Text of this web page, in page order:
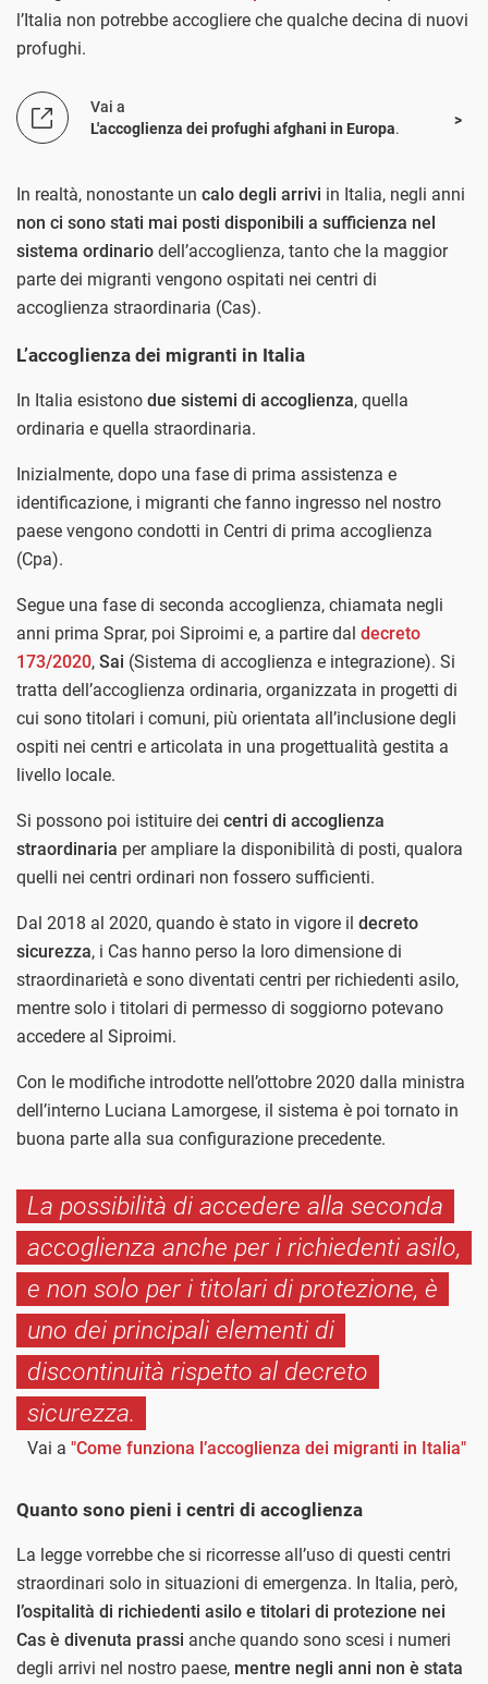
l’Italia non potrebbe accogliere che qualche decina di nuovi
profughi.
Vai a
L'accoglienza dei profughi afghani in Europa.
In realtà, nonostante un calo degli arrivi in Italia, negli anni
non ci sono stati mai posti disponibili a sufficienza nel
sistema ordinario dell’accoglienza, tanto che la maggior
parte dei migranti vengono ospitati nei centri di
accoglienza straordinaria (Cas).
L’accoglienza dei migranti in Italia
In Italia esistono due sistemi di accoglienza, quella
ordinaria e quella straordinaria.
Inizialmente, dopo una fase di prima assistenza e
identificazione, i migranti che fanno ingresso nel nostro
paese vengono condotti in Centri di prima accoglienza
(Cpa).
Segue una fase di seconda accoglienza, chiamata negli
anni prima Sprar, poi Siproimi e, a partire dal decreto
173/2020, Sai (Sistema di accoglienza e integrazione). Si
tratta dell’accoglienza ordinaria, organizzata in progetti di
cui sono titolari i comuni, più orientata all’inclusione degli
ospiti nei centri e articolata in una progettualità gestita a
livello locale.
Si possono poi istituire dei centri di accoglienza
straordinaria per ampliare la disponibilità di posti, qualora
quelli nei centri ordinari non fossero sufficienti.
Dal 2018 al 2020, quando è stato in vigore il decreto
sicurezza, i Cas hanno perso la loro dimensione di
straordinarietà e sono diventati centri per richiedenti asilo,
mentre solo i titolari di permesso di soggiorno potevano
accedere al Siproimi.
Con le modifiche introdotte nell’ottobre 2020 dalla ministra
dell’interno Luciana Lamorgese, il sistema è poi tornato in
buona parte alla sua configurazione precedente.
La possibilità di accedere alla seconda
accoglienza anche per i richiedenti asilo,
e non solo per i titolari di protezione, è
uno dei principali elementi di
discontinuità rispetto al decreto
sicurezza.
Vai a "Come funziona l’accoglienza dei migranti in Italia"
Quanto sono pieni i centri di accoglienza
La legge vorrebbe che si ricorresse all’uso di questi centri
straordinari solo in situazioni di emergenza. In Italia, però,
l’ospitalità di richiedenti asilo e titolari di protezione nei
Cas è divenuta prassi anche quando sono scesi i numeri
degli arrivi nel nostro paese, mentre negli anni non è stata